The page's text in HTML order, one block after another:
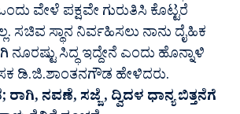
ವೇಳೆ ಪಕ್ಷವೇ ಗುರುತಿಸಿ ಕೊಟ್ಟರೆ
ಸಚಿವ ಸ್ಥಾನ ನಿರ್ವಹಿಸಲು ನಾನು ದೈಹಿಕ
ಸಿದ್ಧ‌ ಇದ್ದೇನೆ ಎಂದು ಹೊನ್ನಾಳಿ
ಡಿ.ಜಿ.ಶಾಂತನಗೌಡ ಹೇಳಿದರು.
ನವಣೆ, ಸಜ್ಜೆ , ದ್ವಿದಳ ಧಾನ್ಯ ಬಿತ್ತನೆಗೆ